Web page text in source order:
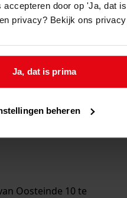
door op 'Ja, dat
privacy? Bekijk ons
Ja, dat is prima
beheren
Oosteinde 10 te